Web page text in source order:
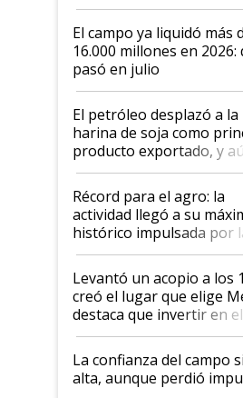
El campo ya liquidó más
16.000 millones en 2026:
pasó en julio
El petróleo desplazó a la
harina de soja como
producto exportado, y
el agro aportó casi seis
diez dólares y sostuvo el
liderazgo en un semestre
récord
Récord para el agro: la
actividad llegó a su
histórico impulsada por
cosecha y las
Levantó un acopio a los
creó el lugar que elige
destaca que invertir en el
kirchnerismo era como
plata a un hijo para
Juan Félix Rossetti, el
que de una dura crisis
La confianza del campo
alta, aunque perdió